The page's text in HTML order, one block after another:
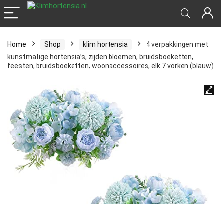
Home Shop klim hortensia
4 verpakkingen met
kunstmatige hortensia’s, zijden bloemen, bruidsboeketten,
feesten, bruidsboeketten, woonaccessoires, elk 7 vorken (blauw)